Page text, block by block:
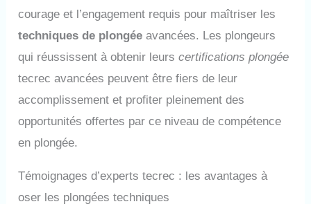
courage et l’engagement requis pour maîtriser les
techniques de plongée avancées. Les plongeurs
qui réussissent à obtenir leurscertifications plongée
tecrec avancées peuvent être fiers de leur
accomplissement et profiter pleinement des
opportunités offertes par ce niveau de compétence
en plongée.
Témoignages d’experts tecrec : les avantages à
oser les plongées techniques